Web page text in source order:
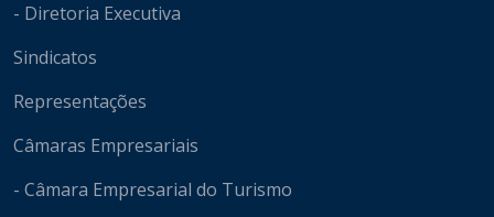
- Diretoria Executiva
Sindicatos
Representações
Câmaras Empresariais
- Câmara Empresarial do Turismo